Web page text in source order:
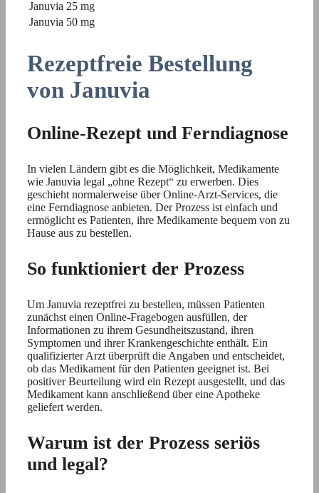
Januvia 25 mg
Januvia 50 mg
Rezeptfreie Bestellung
von Januvia
Online-Rezept und Ferndiagnose
In vielen Ländern gibt es die Möglichkeit, Medikamente
wie Januvia legal „ohne Rezept“ zu erwerben. Dies
geschieht normalerweise über Online-Arzt-Services, die
eine Ferndiagnose anbieten. Der Prozess ist einfach und
ermöglicht es Patienten, ihre Medikamente bequem von zu
Hause aus zu bestellen.
So funktioniert der Prozess
Um Januvia rezeptfrei zu bestellen, müssen Patienten
zunächst einen Online-Fragebogen ausfüllen, der
Informationen zu ihrem Gesundheitszustand, ihren
Symptomen und ihrer Krankengeschichte enthält. Ein
qualifizierter Arzt überprüft die Angaben und entscheidet,
ob das Medikament für den Patienten geeignet ist. Bei
positiver Beurteilung wird ein Rezept ausgestellt, und das
Medikament kann anschließend über eine Apotheke
geliefert werden.
Warum ist der Prozess seriös
und legal?